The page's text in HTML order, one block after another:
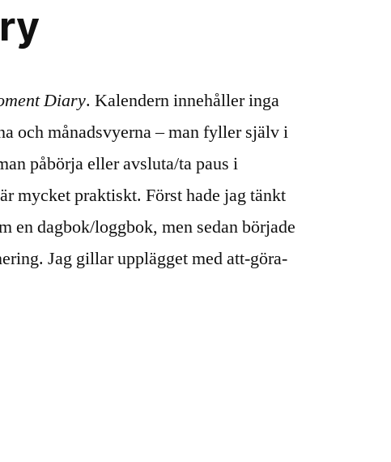
Diary. Kalendern innehåller inga
och månadsvyerna – man fyller själv i
påbörja eller avsluta/ta paus i
mycket praktiskt. Först hade jag tänkt
en dagbok/loggbok, men sedan började
Jag gillar upplägget med att-göra-